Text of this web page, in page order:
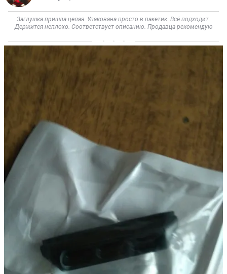
Заглушка пришла целая. Упакована просто в пакетик. Всё подходит.
Держится неплохо. Соответствует описанию. Продавца рекомендую